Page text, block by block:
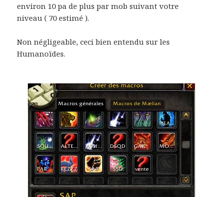
environ 10 pa de plus par mob suivant votre
niveau ( 70 estimé ).
Non négligeable, ceci bien entendu sur les
Humanoïdes.